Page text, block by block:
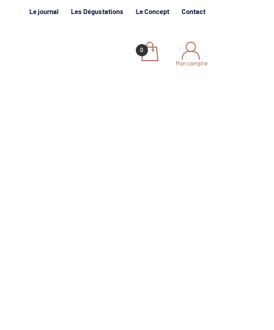
Le journal Les Dégustations Le Concept Contact
Mon compte